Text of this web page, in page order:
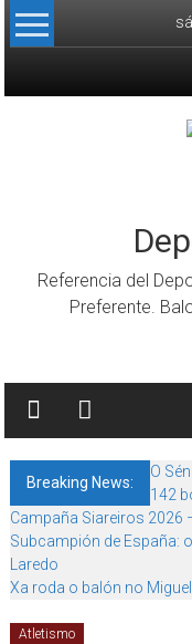
Skip to content
Referencia del
Preferente.
Breaking News:
O
142
Campaña Siareiros 2026
Subcampión de España:
Laredo
Xa roda o balón no Miguel
Atletismo